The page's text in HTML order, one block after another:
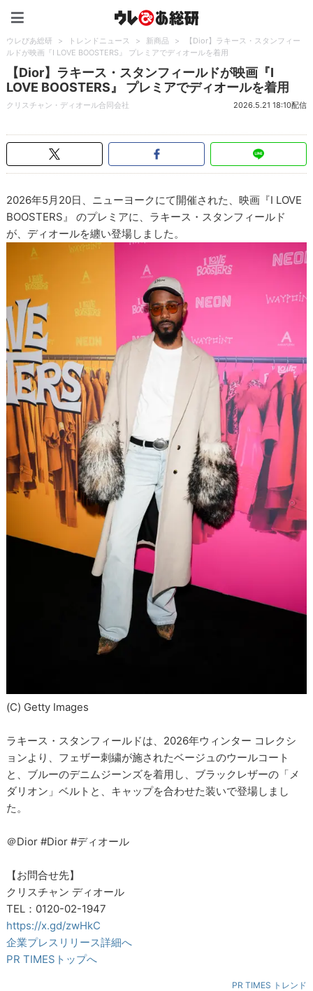
ウレぴあ総研 > トレンドニュース > 新商品 >
【Dior】ラキース・スタンフィー
ルドが映画『I LOVE BOOSTERS』 プレミアでディオールを着用
【Dior】ラキース・スタンフィールドが映画『I
LOVE BOOSTERS』 プレミアでディオールを着用
クリスチャン・ディオール合同会社 2026.5.21 18:10配信
2026年5月20日、ニューヨークにて開催された、映画『I LOVE
BOOSTERS』 のプレミアに、ラキース・スタンフィールド
が、ディオールを纏い登場しました。
(C) Getty Images
ラキース・スタンフィールドは、2026年ウィンター コレクシ
ョンより、フェザー刺繍が施されたベージュのウールコート
と、ブルーのデニムジーンズを着用し、ブラックレザーの「メ
ダリオン」ベルトと、キャップを合わせた装いで登場しまし
た。
＠Dior #Dior #ディオール
【お問合せ先】
クリスチャン ディオール
TEL：0120-02-1947
https://x.gd/zwHkC
企業プレスリリース詳細へ
PR TIMESトップへ
PR TIMES トレンド